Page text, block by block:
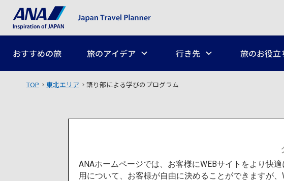
おすすめの旅 旅のアイデア 行き先 旅のお役立
TOP 東北エリア 語り部による学びのプログラム
語り部に
ANAホームページでは、お客様にWEBサイトをより快
用について、お客様が自由に決めることができますが